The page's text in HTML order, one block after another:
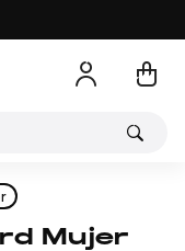
Mujer